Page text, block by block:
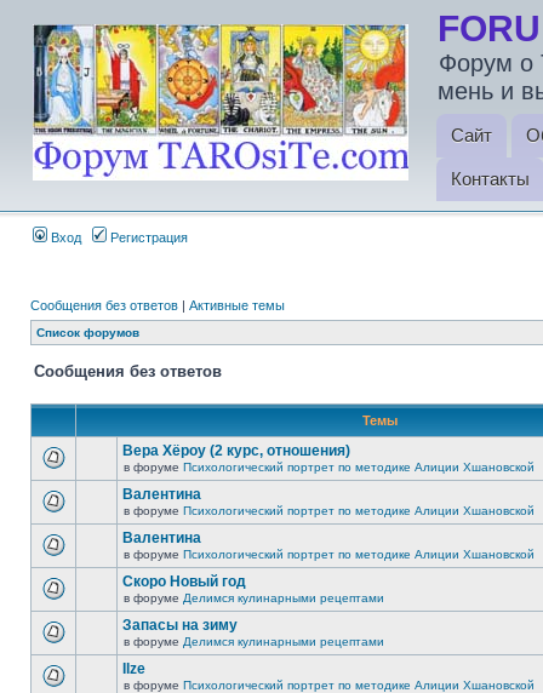
Форум о
мень и
Сайт
Контакты
Вход Регистрация
Сообщения без ответов | Активные темы
Список форумов
Сообщения без ответов
Темы
Вера Хёроу (2 курс, отношения)
в форуме Психологический портрет по методике Алиции Хшановской
Валентина
в форуме Психологический портрет по методике Алиции Хшановской
Валентина
в форуме Психологический портрет по методике Алиции Хшановской
Скоро Новый год
в форуме Делимся кулинарными рецептами
Запасы на зиму
в форуме Делимся кулинарными рецептами
Ilze
в форуме Психологический портрет по методике Алиции Хшановской